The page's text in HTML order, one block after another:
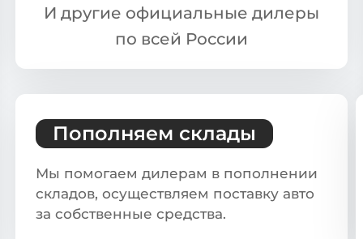
И другие официальные дилеры
по всей России
Пополняем склады
Мы помогаем дилерам в пополнении
складов, осуществляем поставку авто
за собственные средства.